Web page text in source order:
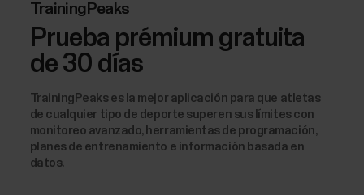
TrainingPeaks
Prueba prémium gratuita
de 30 días
TrainingPeaks es la mejor aplicación para que atletas
de cualquier tipo de deporte superen sus límites con
monitoreo avanzado, herramientas de programación,
planes de entrenamiento e información basada en
datos.